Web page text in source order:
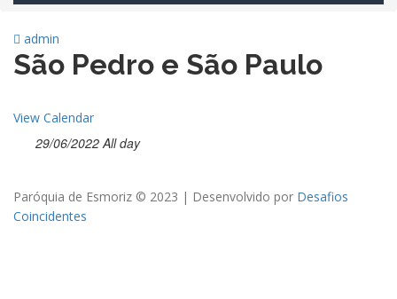
admin
São Pedro e São Paulo
View Calendar
29/06/2022 All day
Paróquia de Esmoriz © 2023 | Desenvolvido por Desafios
Coincidentes